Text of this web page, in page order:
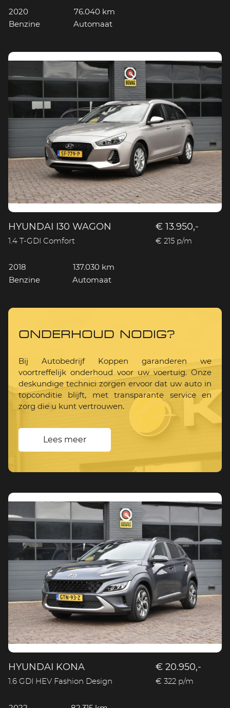
2020
76.040 km
Benzine
Automaat
HYUNDAI I30 WAGON
1.4 T-GDI Comfort
€ 13.950,-
€ 215 p/m
2018
137.030 km
Benzine
Automaat
ONDERHOUD NODIG?
Bij Autobedrijf Koppen garanderen we
voortreffelijk onderhoud voor uw voertuig. Onze
deskundige technici zorgen ervoor dat uw auto in
topconditie blijft, met transparante service en
zorg die u kunt vertrouwen.
Lees meer
HYUNDAI KONA
1.6 GDI HEV Fashion Design
€ 20.950,-
€ 322 p/m